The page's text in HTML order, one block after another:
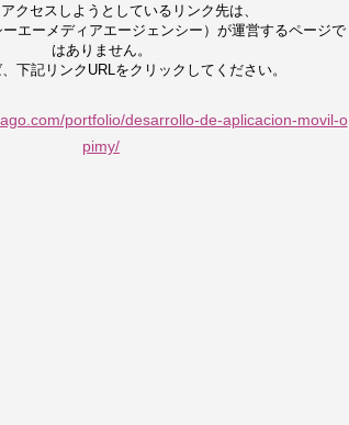
クセスしようとしているリンク先は、
エーメディアエージェンシー）が運営するページで
はありません。
下記リンクURLをクリックしてください。
portfolio/desarrollo-de-aplicacion-movil-o
pimy/